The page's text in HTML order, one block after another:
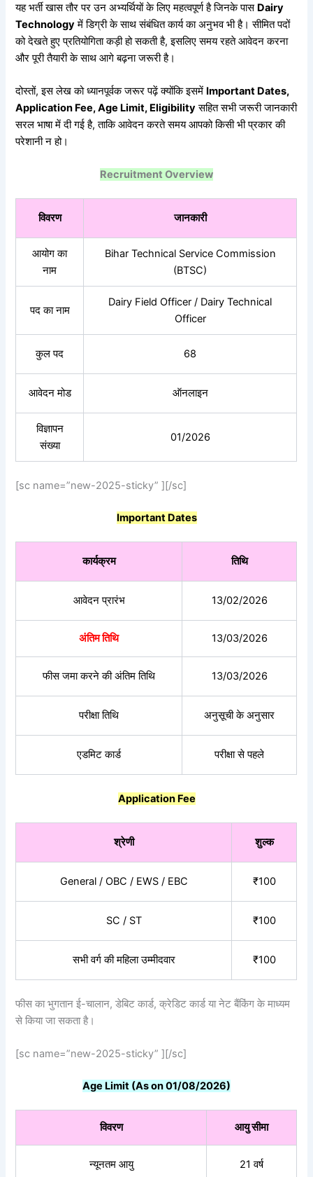
यह भर्ती खास तौर पर उन अभ्यर्थियों के लिए महत्वपूर्ण है जिनके पास Dairy
Technologyमें डिग्री के साथ संबंधित कार्य का अनुभव भी है। सीमित पदों
को देखते हुए प्रतियोगिता कड़ी हो सकती है, इसलिए समय रहते आवेदन करना
और पूरी तैयारी के साथ आगे बढ़ना जरूरी है।
दोस्तों, इस लेख को ध्यानपूर्वक जरूर पढ़ें क्योंकि इसमें Important Dates,
Application Fee, Age Limit, Eligibilityसहित सभी जरूरी जानकारी
सरल भाषा में दी गई है, ताकि आवेदन करते समय आपको किसी भी प्रकार की
परेशानी न हो।
Recruitment Overview
विवरण जानकारी
आयोग का
नाम
Bihar Technical Service Commission
(BTSC)
पद का नाम
Dairy Field Officer / Dairy Technical
Officer
कुल पद 68
आवेदन मोड ऑनलाइन
विज्ञापन
संख्या
01/2026
[sc name=”new-2025-sticky” ][/sc]
Important Dates
कार्यक्रम तिथि
आवेदन प्रारंभ 13/02/2026
अंतिम तिथि 13/03/2026
फीस जमा करने की अंतिम तिथि 13/03/2026
परीक्षा तिथि अनुसूची के अनुसार
एडमिट कार्ड परीक्षा से पहले
Application Fee
श्रेणी शुल्क
General / OBC / EWS / EBC ₹100
SC / ST ₹100
सभी वर्ग की महिला उम्मीदवार ₹100
फीस का भुगतान ई-चालान, डेबिट कार्ड, क्रेडिट कार्ड या नेट बैंकिंग के माध्यम
से किया जा सकता है।
[sc name=”new-2025-sticky” ][/sc]
Age Limit (As on 01/08/2026)
विवरण आयुसीमा
न्यूनतम आयु 21 वर्ष